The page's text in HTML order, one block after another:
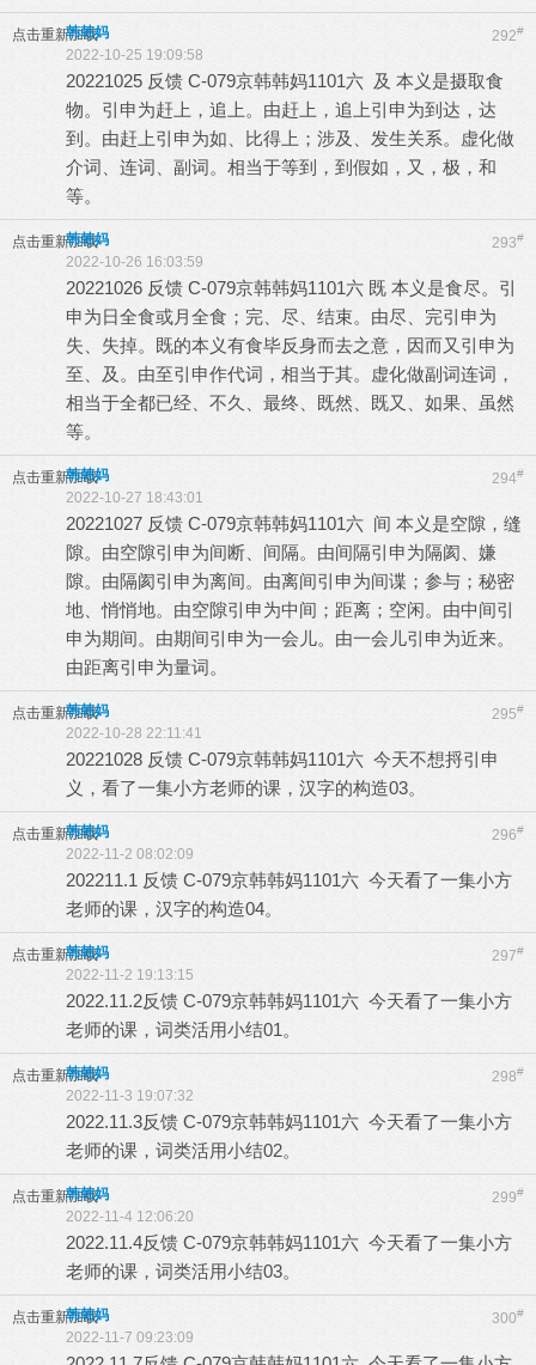
点击重新加载 292#
韩韩妈
2022-10-25 19:09:58
20221025 反馈 C-079京韩韩妈1101六 及 本义是摄取食
物。引申为赶上，追上。由赶上，追上引申为到达，达
到。由赶上引申为如、比得上；涉及、发生关系。虚化做
介词、连词、副词。相当于等到，到假如，又，极，和
等。
点击重新加载 293#
韩韩妈
2022-10-26 16:03:59
20221026 反馈 C-079京韩韩妈1101六 既 本义是食尽。引
申为日全食或月全食；完、尽、结束。由尽、完引申为
失、失掉。既的本义有食毕反身而去之意，因而又引申为
至、及。由至引申作代词，相当于其。虚化做副词连词，
相当于全都已经、不久、最终、既然、既又、如果、虽然
等。
点击重新加载 294#
韩韩妈
2022-10-27 18:43:01
20221027 反馈 C-079京韩韩妈1101六 间 本义是空隙，缝
隙。由空隙引申为间断、间隔。由间隔引申为隔阂、嫌
隙。由隔阂引申为离间。由离间引申为间谍；参与；秘密
地、悄悄地。由空隙引申为中间；距离；空闲。由中间引
申为期间。由期间引申为一会儿。由一会儿引申为近来。
由距离引申为量词。
点击重新加载 295#
韩韩妈
2022-10-28 22:11:41
20221028 反馈 C-079京韩韩妈1101六 今天不想捋引申
义，看了一集小方老师的课，汉字的构造03。
点击重新加载 296#
韩韩妈
2022-11-2 08:02:09
202211.1 反馈 C-079京韩韩妈1101六 今天看了一集小方
老师的课，汉字的构造04。
点击重新加载 297#
韩韩妈
2022-11-2 19:13:15
2022.11.2反馈 C-079京韩韩妈1101六 今天看了一集小方
老师的课，词类活用小结01。
点击重新加载 298#
韩韩妈
2022-11-3 19:07:32
2022.11.3反馈 C-079京韩韩妈1101六 今天看了一集小方
老师的课，词类活用小结02。
点击重新加载 299#
韩韩妈
2022-11-4 12:06:20
2022.11.4反馈 C-079京韩韩妈1101六 今天看了一集小方
老师的课，词类活用小结03。
点击重新加载 300#
韩韩妈
2022-11-7 09:23:09